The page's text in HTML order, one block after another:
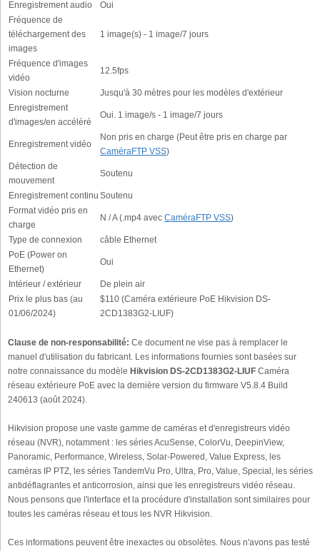
Enregistrement audio
Oui
Fréquence de
téléchargement des
images
1 image(s) - 1 image/7 jours
Fréquence d'images
vidéo
12.5fps
Vision nocturne
Jusqu'à 30 mètres pour les modèles d'extérieur
Enregistrement
d'images/en accéléré
Oui. 1 image/s - 1 image/7 jours
Enregistrement vidéo
Non pris en charge (Peut être pris en charge par
CaméraFTP VSS)
Détection de
mouvement
Soutenu
Enregistrement continu Soutenu
Format vidéo pris en
charge
N / A (.mp4 avec CaméraFTP VSS)
Type de connexion
câble Ethernet
PoE (Power on
Ethernet)
Oui
Intérieur / extérieur
De plein air
Prix le plus bas (au
01/06/2024)
$110 (Caméra extérieure PoE Hikvision DS-
2CD1383G2-LIUF)
Clause de non-responsabilité: Ce document ne vise pas à remplacer le
manuel d'utilisation du fabricant. Les informations fournies sont basées sur
notre connaissance du modèle Hikvision DS-2CD1383G2-LIUF Caméra
réseau extérieure PoE avec la dernière version du firmware V5.8.4 Build
240613 (août 2024).
Hikvision propose une vaste gamme de caméras et d'enregistreurs vidéo
réseau (NVR), notamment : les séries AcuSense, ColorVu, DeepinView,
Panoramic, Performance, Wireless, Solar-Powered, Value Express, les
caméras IP PTZ, les séries TandemVu Pro, Ultra, Pro, Value, Special, les séries
antidéflagrantes et anticorrosion, ainsi que les enregistreurs vidéo réseau.
Nous pensons que l'interface et la procédure d'installation sont similaires pour
toutes les caméras réseau et tous les NVR Hikvision.
Ces informations peuvent être inexactes ou obsolètes. Nous n'avons pas testé